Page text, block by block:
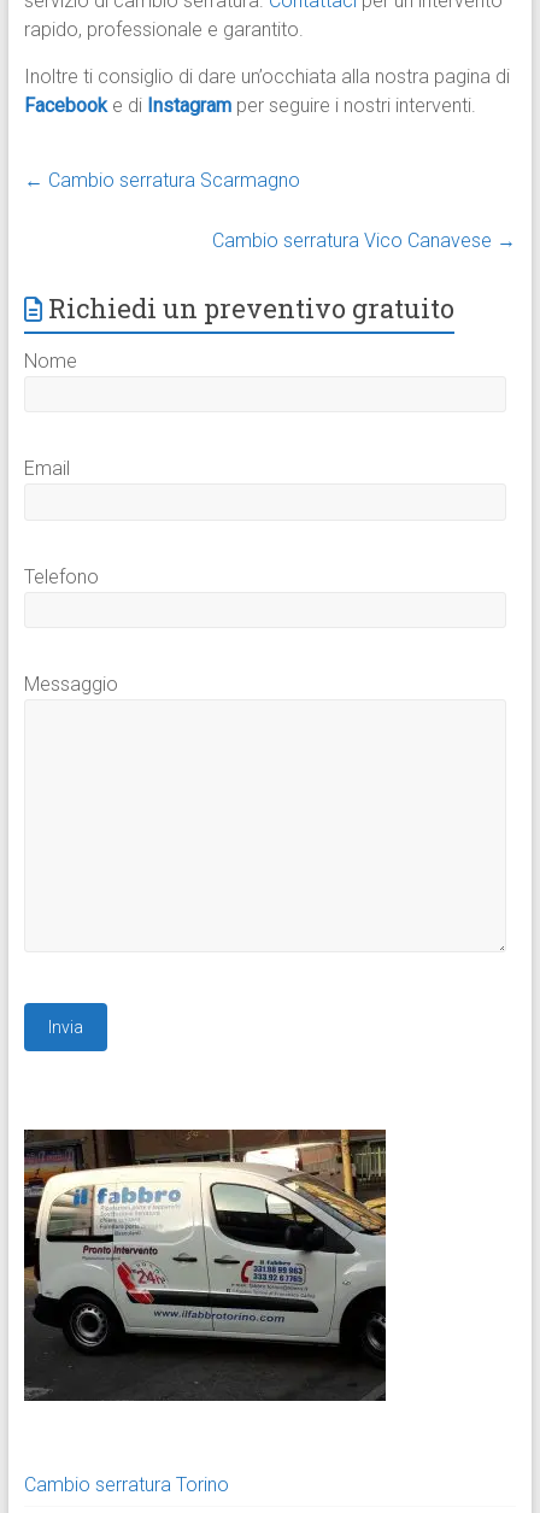
rapido, professionale e garantito.
Inoltre ti consiglio di dare un’occhiata alla nostra pagina di
Facebook e di Instagram per seguire i nostri interventi.
← Cambio serratura Scarmagno
Cambio serratura Vico Canavese →
Richiedi un preventivo gratuito
Nome
Email
Telefono
Messaggio
Cambio serratura Torino